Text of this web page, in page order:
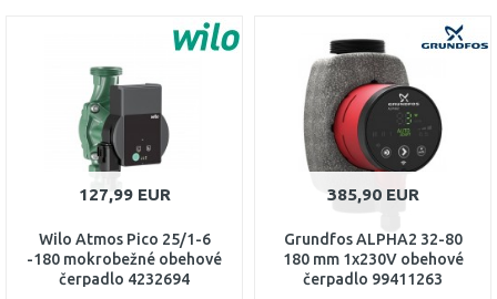
127,99 EUR
Wilo Atmos Pico 25/1-6
-180 mokrobežné obehové
čerpadlo 4232694
385,90 EUR
Grundfos ALPHA2 32-80
180 mm 1x230V obehové
čerpadlo 99411263